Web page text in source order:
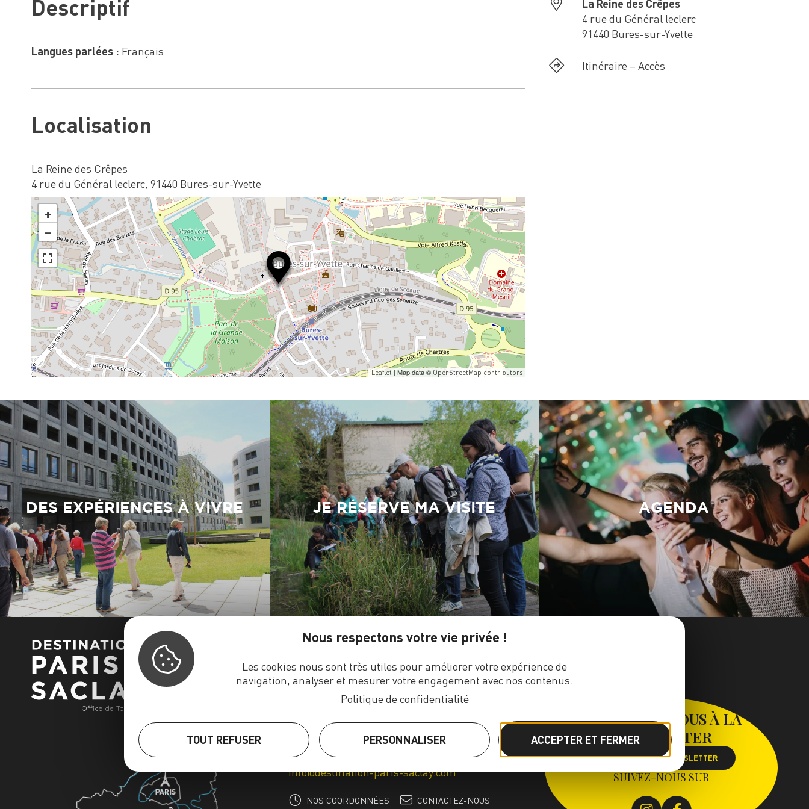
Descriptif
Langues parlées : Français
Localisation
La Reine des Crêpes
4 rue du Général leclerc, 91440 Bures-sur-Yvette
+
−
Leaflet | Map data © OpenStreetMap contributors
La Reine des Crêpes
4 rue du Général leclerc
91440 Bures-sur-Yvette
Itinéraire – Accès
DES EXPÉRIENCES À VIVRE JE RÉSERVE MA VISITE AGENDA
Tél.
+ 33 (0)1 69 20 08 27
Tél.
+ 33 (0)1 69 28 59 72
info@destination-paris-saclay.com
NOS COORDONNÉES CONTACTEZ-NOUS
INSCRIVEZ-VOUS À LA
NEWSLETTER
S'INSCRIRE À LA NEWSLETTER
SUIVEZ-NOUS SUR
Nous respectons votre vie privée !
Les cookies nous sont très utiles pour améliorer votre expérience de
navigation, analyser et mesurer votre engagement avec nos contenus.
Politique de confidentialité
ACCEPTER ET FERMER
PERSONNALISER
TOUT REFUSER